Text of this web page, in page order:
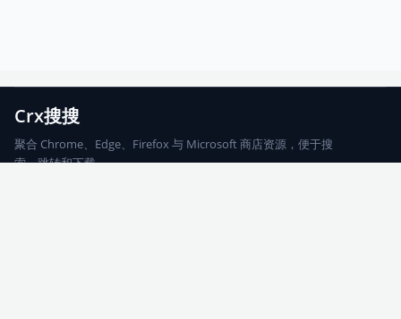
Crx搜搜
聚合 Chrome、Edge、Firefox 与 Microsoft 商店资源，便于搜
索、跳转和下载。